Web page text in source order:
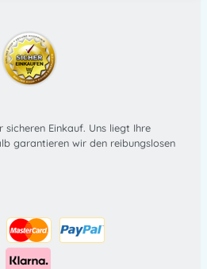
Einkauf. Uns liegt Ihre
garantieren wir den reibungslosen